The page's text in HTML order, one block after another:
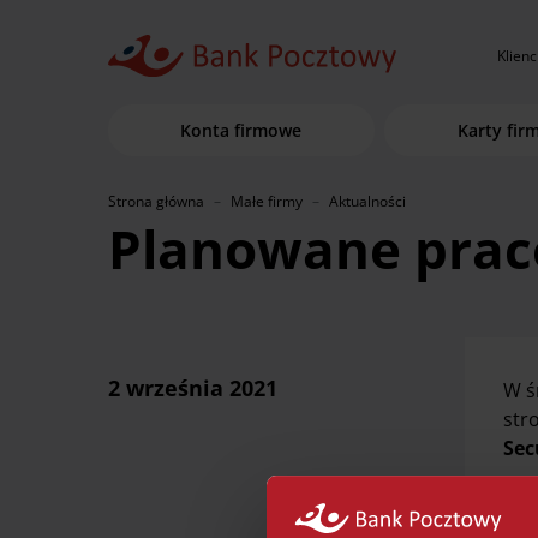
Konta firmowe Karty
Strona główna Małe firmy Aktualności
Planowane
2 września 2021 W